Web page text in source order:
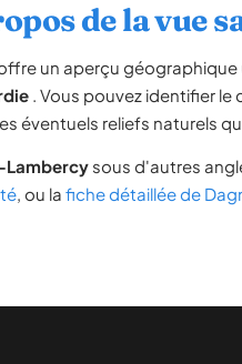
de la vue
un aperçu géographique
. Vous pouvez identifier le
éventuels reliefs naturels
Lambercy sous d'autres
, ou la fiche détaillée de